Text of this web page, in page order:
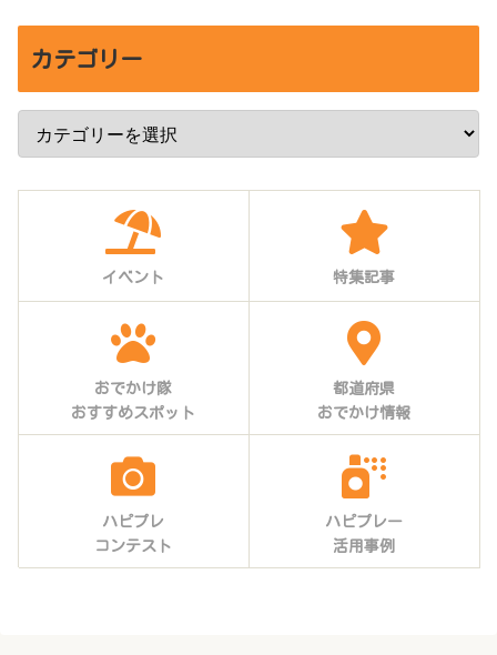
カテゴリー
イベント 特集記事
おでかけ隊
おすすめスポット
都道府県
おでかけ情報
ハピプレ
コンテスト
ハピプレー
活用事例